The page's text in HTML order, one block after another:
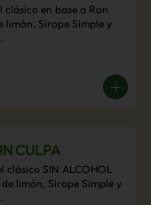
clásico en base a Ron
limón, Sirope Simple y
CULPA
clásico SIN ALCOHOL
limón, Sirope Simple y